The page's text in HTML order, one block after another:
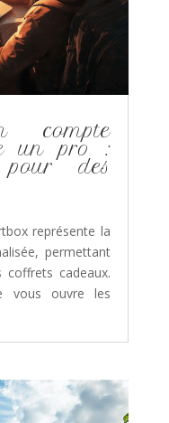
compte
un pro :
pour des
représente la
permettant
cadeaux.
vous ouvre les